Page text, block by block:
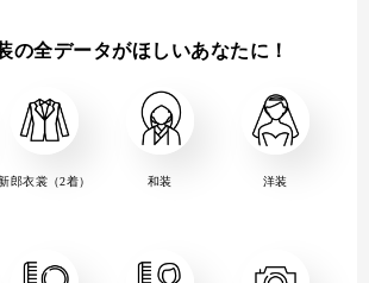
の全データがほしいあなたに！
郎衣裳（2着） 和装 洋装